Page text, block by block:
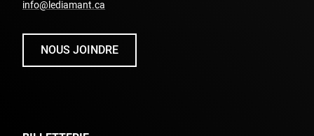
info@lediamant.ca
NOUS JOINDRE